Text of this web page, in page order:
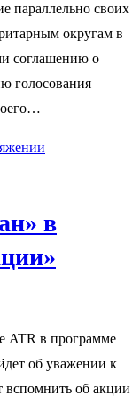
параллельно своих
округам в
соглашению о
голосования
в
ATR в программе
об уважении к
об акции